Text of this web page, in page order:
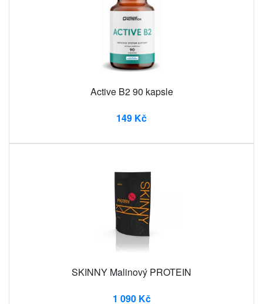
Active B2 90 kapsle
149 Kč
SKINNY Malinový PROTEIN
1 090 Kč